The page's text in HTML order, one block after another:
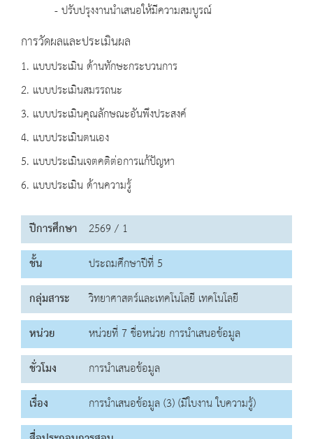
- ปรับปรุงงานนำเสนอให้มีความสมบูรณ์
การวัดผลและประเมินผล
1. แบบประเมิน ด้านทักษะกระบวนการ
2. แบบประเมินสมรรถนะ
3. แบบประเมินคุณลักษณะอันพึงประสงค์
4. แบบประเมินตนเอง
5. แบบประเมินเจตคติต่อการแก้ปัญหา
6. แบบประเมิน ด้านความรู้
ปีการศึกษา 2569 / 1
ชั้น
ประถมศึกษาปีที่ 5
กลุ่มสาระ
วิทยาศาสตร์และเทคโนโลยี เทคโนโลยี
หน่วย
หน่วยที่ 7 ชื่อหน่วย การนำเสนอข้อมูล
ชั่วโมง
การนำเสนอข้อมูล
เรื่อง
การนำเสนอข้อมูล (3) (มีใบงาน ใบความรู้)